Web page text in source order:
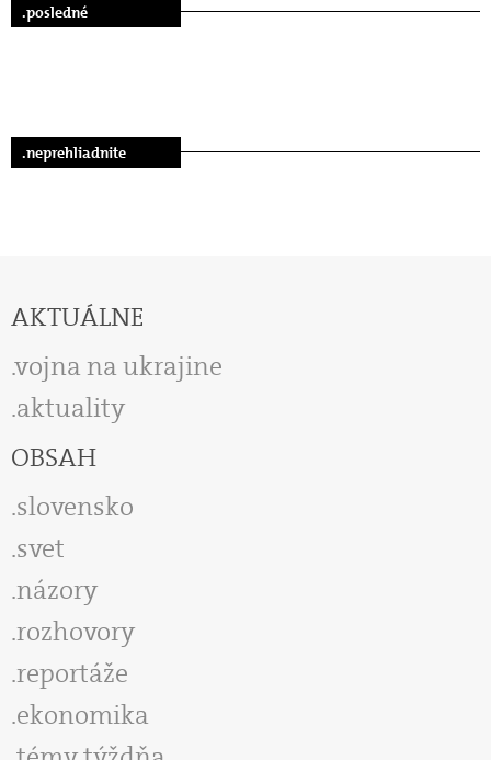
.posledné
.neprehliadnite
AKTUÁLNE
vojna na ukrajine
aktuality
OBSAH
slovensko
svet
názory
rozhovory
reportáže
ekonomika